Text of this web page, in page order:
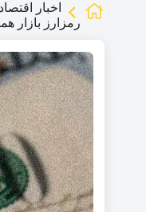
اخبار
رمزارز بازار